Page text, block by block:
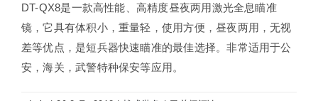
DT-QX8是一款高性能、高精度昼夜两用激光全息瞄准
镜，它具有体积小，重量轻，使用方便，昼夜两用，无视
差等优点，是短兵器快速瞄准的最佳选择。非常适用于公
安，海关，武警特种保安等应用。